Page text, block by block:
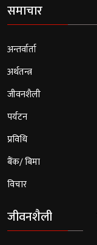
समाचार
अन्तर्वार्ता
अर्थतन्त्र
जीवनशैली
पर्यटन
प्रविधि
बैंक/ बिमा
विचार
जीवनशैली